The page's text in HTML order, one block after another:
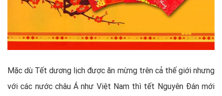
Mặc dù Tết dương lịch được ăn mừng trên cả thế giới nhưng
với các nước châu Á như Việt Nam thì tết Nguyên Đán mới